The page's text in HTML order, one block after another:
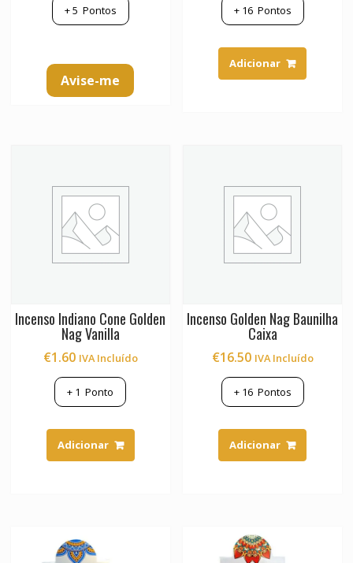
+5 Pontos
Avise-me
+ 16Pontos
Adicionar
Incenso Indiano Cone Golden
Nag Vanilla
€1.60 IVA Incluído
+ 1 Ponto
Adicionar
Incenso Golden Nag Baunilha
Caixa
€16.50 IVA Incluído
+ 16Pontos
Adicionar